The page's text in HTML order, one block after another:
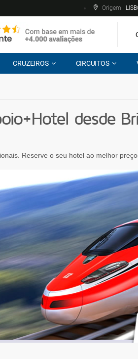
Origem
CRUZEIROS CIRCUITOS
desde
Reserve o seu hotel ao melhor